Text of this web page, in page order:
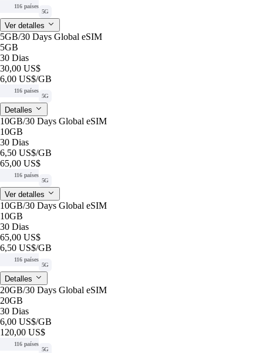
116 países
5G
Ver detalles
5GB/30 Days Global eSIM
5GB
30 Dias
30,00 US$
6,00 US$/GB
116 países
5G
Detalles
10GB/30 Days Global eSIM
10GB
30 Dias
6,50 US$/GB
65,00 US$
116 países
5G
Ver detalles
10GB/30 Days Global eSIM
10GB
30 Dias
65,00 US$
6,50 US$/GB
116 países
5G
Detalles
20GB/30 Days Global eSIM
20GB
30 Dias
6,00 US$/GB
120,00 US$
116 países
5G